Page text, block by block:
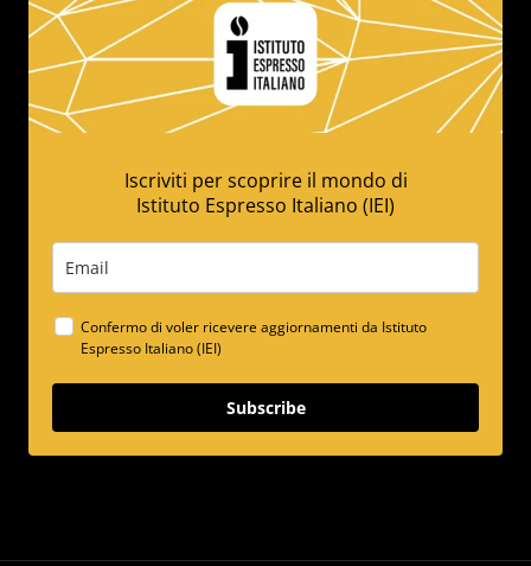
Iscriviti per scoprire il mondo di
Istituto Espresso Italiano (IEI)
Confermo di voler ricevere aggiornamenti da Istituto
Espresso Italiano (IEI)
Subscribe